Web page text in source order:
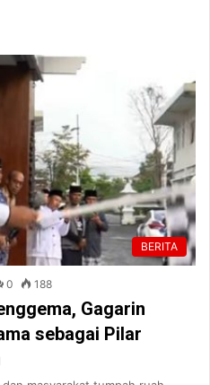
BERITA
0 188
Gagarin
sebagai Pilar